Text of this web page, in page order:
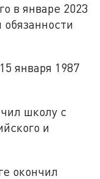
в январе 2023
января 1987
школу с
и
окончил